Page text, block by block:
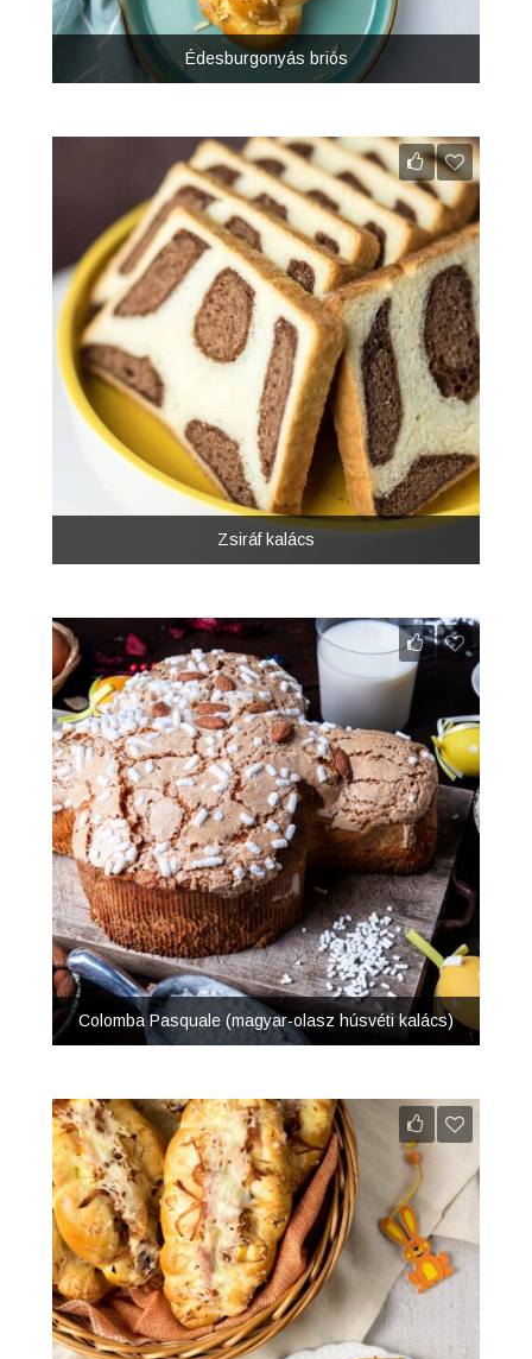
Édesburgonyás briós
Zsiráf kalács
Colomba Pasquale (magyar-olasz húsvéti kalács)